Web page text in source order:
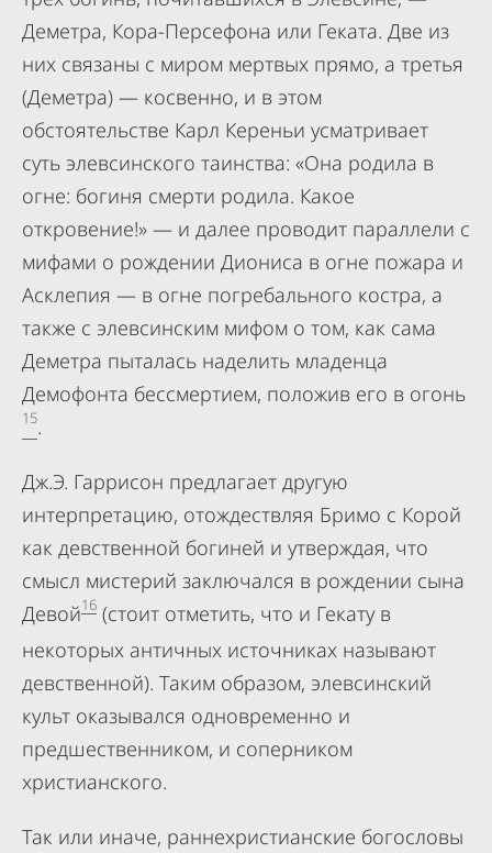
Деметра, Кора-Персефона или Геката. Две из
них связаны с миром мертвых прямо, а третья
(Деметра) — косвенно, и в этом
обстоятельстве Карл Кереньи усматривает
суть элевсинского таинства: «Она родила в
огне: богиня смерти родила. Какое
откровение!» — и далее проводит параллели с
мифами о рождении Диониса в огне пожара и
Асклепия — в огне погребального костра, а
также с элевсинским мифом о том, как сама
Деметра пыталась наделить младенца
Демофонта бессмертием, положив его в огонь
15.
Дж.Э. Гаррисон предлагает другую
интерпретацию, отождествляя Бримо с Корой
как девственной богиней и утверждая, что
смысл мистерий заключался в рождении сына
Девой16 (стоит отметить, что и Гекату в
некоторых античных источниках называют
девственной). Таким образом, элевсинский
культ оказывался одновременно и
предшественником, и соперником
христианского.
Так или иначе, раннехристианские богословы